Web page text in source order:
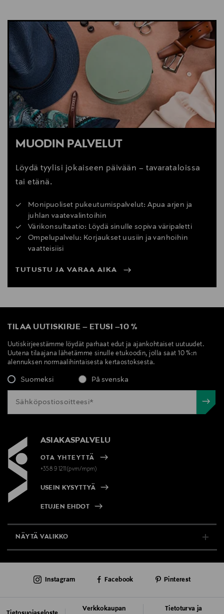
NÄYTÄ VÄHEMMÄN
LUE VINKIT
MUODIN PALVELUT
Löydä tyylisi jokaiseen päivään – tavarataloissa
tai etänä.
Monipuoliset pukeutumispalvelut: Apua arjen ja
juhlan vaatevalintoihin
Värikonsultaatio: Löydä sinulle sopiva väripaletti
Ompelupalvelu: Korjaukset uusiin ja vanhoihin
vaatteisiisi
TUTUSTU JA VARAA AIKA
TILAA UUTISKIRJE – ETUSI –10 %
Uutiskirjeestämme löydät parhaat edut ja ajankohtaiset uutuudet.
Uutena tilaajana lähetämme sinulle etukoodin, jolla saat 10 %:n
alennuksen normaalihintaisesta kertaostoksesta.
Suomeksi På svenska
ASIAKASPALVELU
OTA YHTEYTTÄ
+358 9 1211(pvm/mpm)
USEIN KYSYTTYÄ
ETUJEN EHDOT
NÄYTÄ VALIKKO
AJANKOHTAISTA
Verkkokaupan Tietoturva ja
Instagram Facebook Pinterest